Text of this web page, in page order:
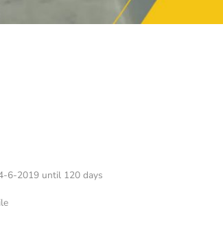
6-2019 until 120 days